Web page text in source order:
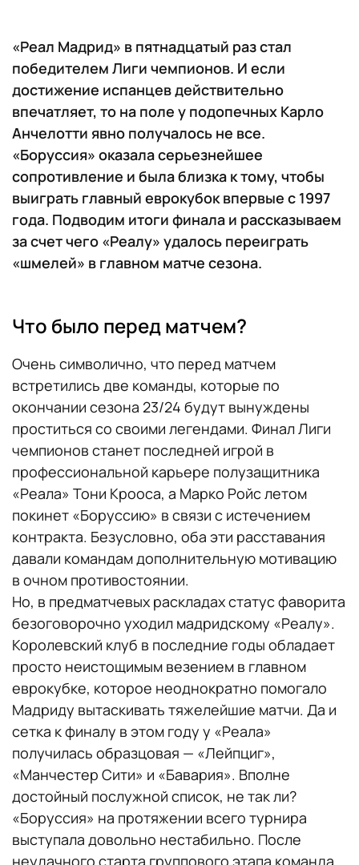
«Реал Мадрид» в пятнадцатый раз стал
победителем Лиги чемпионов. И если
достижение испанцев действительно
впечатляет, то на поле у подопечных Карло
Анчелотти явно получалось не все.
«Боруссия» оказала серьезнейшее
сопротивление и была близка к тому, чтобы
выиграть главный еврокубок впервые с 1997
года. Подводим итоги финала и рассказываем
за счет чего «Реалу» удалось переиграть
«шмелей» в главном матче сезона.
Что было перед матчем?
Очень символично, что перед матчем
встретились две команды, которые по
окончании сезона 23/24 будут вынуждены
проститься со своими легендами. Финал Лиги
чемпионов станет последней игрой в
профессиональной карьере полузащитника
«Реала» Тони Крооса, а Марко Ройс летом
покинет «Боруссию» в связи с истечением
контракта. Безусловно, оба эти расставания
давали командам дополнительную мотивацию
в очном противостоянии.
Но, в предматчевых раскладах статус фаворита
безоговорочно уходил мадридскому «Реалу».
Королевский клуб в последние годы обладает
просто неистощимым везением в главном
еврокубке, которое неоднократно помогало
Мадриду вытаскивать тяжелейшие матчи. Да и
сетка к финалу в этом году у «Реала»
получилась образцовая — «Лейпциг»,
«Манчестер Сити» и «Бавария». Вполне
достойный послужной список, не так ли?
«Боруссия» на протяжении всего турнира
выступала довольно нестабильно. После
неудачного старта группового этапа команда